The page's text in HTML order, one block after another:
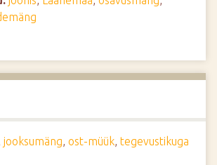
jooksumäng, ost-müük, tegevustikuga